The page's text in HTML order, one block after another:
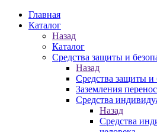
Главная
Каталог
Назад
Каталог
Средства защиты и
Назад
Средства защиты и
Заземления
Средства
Назад
Средства